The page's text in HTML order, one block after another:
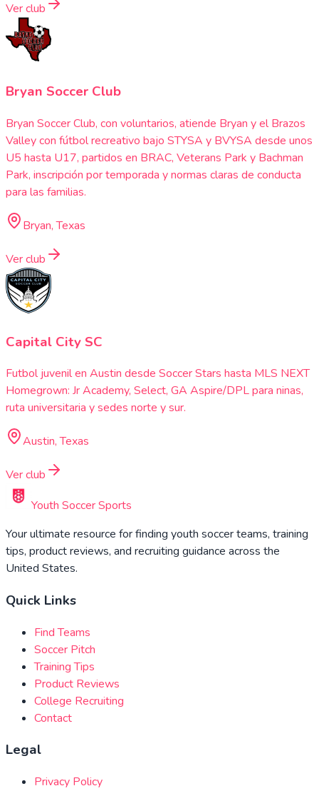
Ver club
Bryan Soccer Club
Bryan Soccer Club, con voluntarios, atiende Bryan y el Brazos
Valley con fútbol recreativo bajo STYSA y BVYSA desde unos
U5 hasta U17, partidos en BRAC, Veterans Park y Bachman
Park, inscripción por temporada y normas claras de conducta
para las familias.
Bryan, Texas
Ver club
Capital City SC
Futbol juvenil en Austin desde Soccer Stars hasta MLS NEXT
Homegrown: Jr Academy, Select, GA Aspire/DPL para ninas,
ruta universitaria y sedes norte y sur.
Austin, Texas
Ver club
Youth Soccer Sports
Your ultimate resource for finding youth soccer teams, training
tips, product reviews, and recruiting guidance across the
United States.
Quick Links
Find Teams
Soccer Pitch
Training Tips
Product Reviews
College Recruiting
Contact
Legal
Privacy Policy